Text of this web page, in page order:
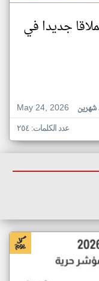
جديدا في
May 24, 2026
شهرين
عدد الكلمات: ٢٥٤